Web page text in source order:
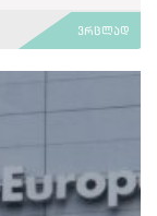
ვრცლად